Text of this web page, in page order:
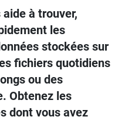
aide à trouver,
les
stockées sur
fichiers quotidiens
ou des
Obtenez les
dont vous avez